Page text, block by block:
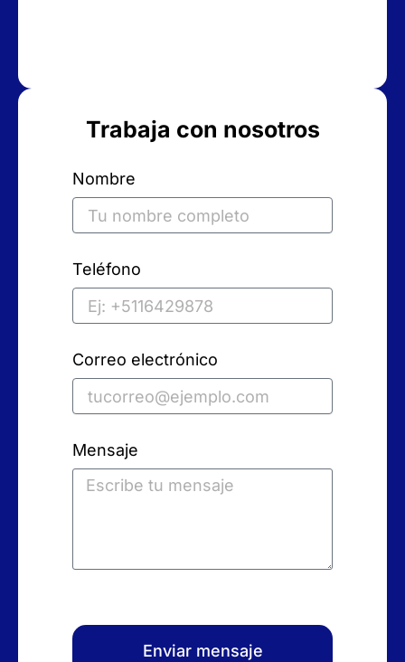
Trabaja con nosotros
Nombre
Teléfono
Correo electrónico
Mensaje
Enviar mensaje